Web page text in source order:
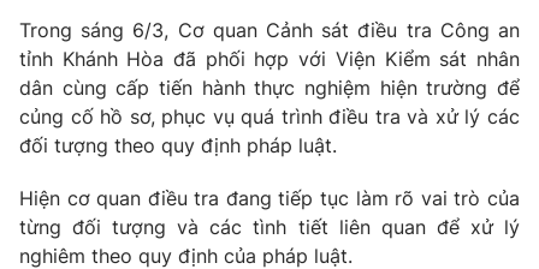
Email:toasoan@vtv.vn
Liên hệ quảng cáo:024-7300.7108
Trong sáng 6/3, Cơ quan Cảnh sát điều tra Công an
tỉnh Khánh Hòa đã phối hợp với Viện Kiểm sát nhân
dân cùng cấp tiến hành thực nghiệm hiện trường để
củng cố hồ sơ, phục vụ quá trình điều tra và xử lý các
đối tượng theo quy định pháp luật.
Hiện cơ quan điều tra đang tiếp tục làm rõ vai trò của
từng đối tượng và các tình tiết liên quan để xử lý
nghiêm theo quy định của pháp luật.